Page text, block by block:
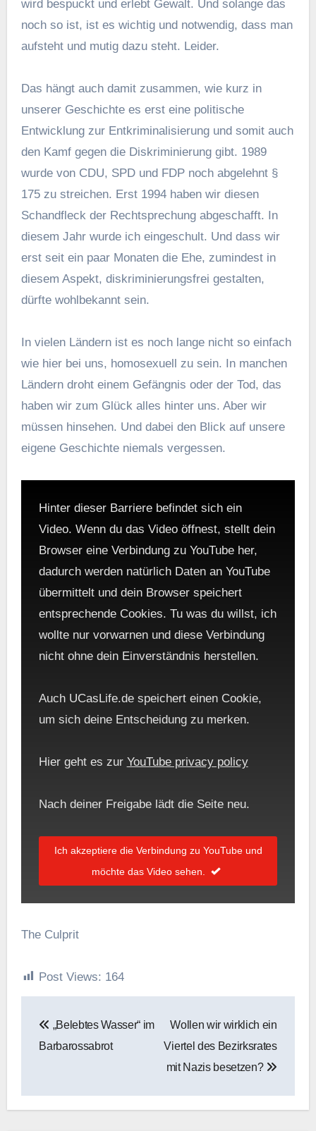
wird bespuckt und erlebt Gewalt. Und solange das
noch so ist, ist es wichtig und notwendig, dass man
aufsteht und mutig dazu steht. Leider.
Das hängt auch damit zusammen, wie kurz in
unserer Geschichte es erst eine politische
Entwicklung zur Entkriminalisierung und somit auch
den Kamf gegen die Diskriminierung gibt. 1989
wurde von CDU, SPD und FDP noch abgelehnt §
175 zu streichen. Erst 1994 haben wir diesen
Schandfleck der Rechtsprechung abgeschafft. In
diesem Jahr wurde ich eingeschult. Und dass wir
erst seit ein paar Monaten die Ehe, zumindest in
diesem Aspekt, diskriminierungsfrei gestalten,
dürfte wohlbekannt sein.
In vielen Ländern ist es noch lange nicht so einfach
wie hier bei uns, homosexuell zu sein. In manchen
Ländern droht einem Gefängnis oder der Tod, das
haben wir zum Glück alles hinter uns. Aber wir
müssen hinsehen. Und dabei den Blick auf unsere
eigene Geschichte niemals vergessen.
Hinter dieser Barriere befindet sich ein
Video. Wenn du das Video öffnest, stellt dein
Browser eine Verbindung zu YouTube her,
dadurch werden natürlich Daten an YouTube
übermittelt und dein Browser speichert
entsprechende Cookies. Tu was du willst, ich
wollte nur vorwarnen und diese Verbindung
nicht ohne dein Einverständnis herstellen.
Auch UCasLife.de speichert einen Cookie,
um sich deine Entscheidung zu merken.
Hier geht es zur YouTube privacy policy
Nach deiner Freigabe lädt die Seite neu.
Ich akzeptiere die Verbindung zu YouTube und
möchte das Video sehen.
The Culprit
Post Views: 164
„Belebtes Wasser“ im
Barbarossabrot
Wollen wir wirklich ein
Viertel des Bezirksrates
mit Nazis besetzen?